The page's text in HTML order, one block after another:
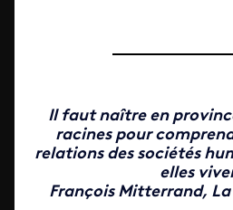
Il faut naître en
racines pour
relations des sociétés
elles
François Mitterrand,